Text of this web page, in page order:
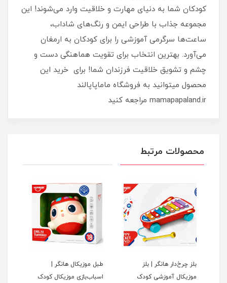
کودکان شما به دنیای مهارت و خلاقیت وارد می‌شوند! این
مجموعه جذاب با طراحی ایمن و رنگ‌های شاداب،
ساعت‌ها سرگرمی آموزشی را برای کودکان به ارمغان
می‌آورد. بهترین انتخاب برای تقویت هماهنگی دست و
چشم و تشویق خلاقیت فرزندان شما! برای خرید این
محصول میتوانید به فروشگاه ماماپاپالند
mamapapaland.ir مراجعه کنید
محصولات مرتبط
بلز چرخ‌دار هانگر | بلز
موزیکال آموزشی کودک
طبل موزیکال هانگر |
اسباب‌بازی موزیکال کودک